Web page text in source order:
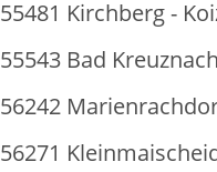
55481 Kirchberg -
55543 Bad
56242
56271